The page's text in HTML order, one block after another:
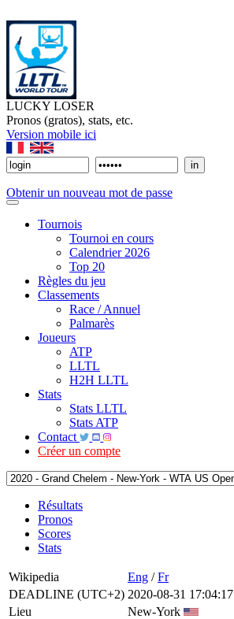
LUCKY LOSER
Pronos (gratos), stats, etc.
Version mobile ici
Obtenir un nouveau mot de passe
Tournois
Tournoi en cours
Calendrier 2026
Top 20
Règles du jeu
Classements
Race / Annuel
Palmarès
Joueurs
ATP
LLTL
H2H LLTL
Stats
Stats LLTL
Stats ATP
Contact
Créer un compte
Résultats
Pronos
Scores
Stats
Wikipedia Eng /Fr
DEADLINE (UTC+2) 2020-08-31 17:04:17
Lieu
New-York